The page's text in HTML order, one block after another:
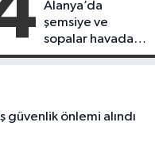
Alanya’da
şemsiye ve
sopalar havada
uçuştu
önlemi alındı